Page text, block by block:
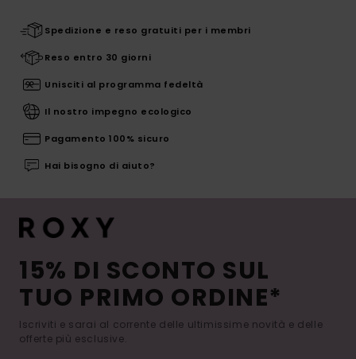
Spedizione e reso gratuiti per i membri
Reso entro 30 giorni
Unisciti al programma fedeltà
Il nostro impegno ecologico
Pagamento 100% sicuro
Hai bisogno di aiuto?
15% DI SCONTO SUL
TUO PRIMO ORDINE*
Iscriviti e sarai al corrente delle ultimissime novità e delle
offerte più esclusive.